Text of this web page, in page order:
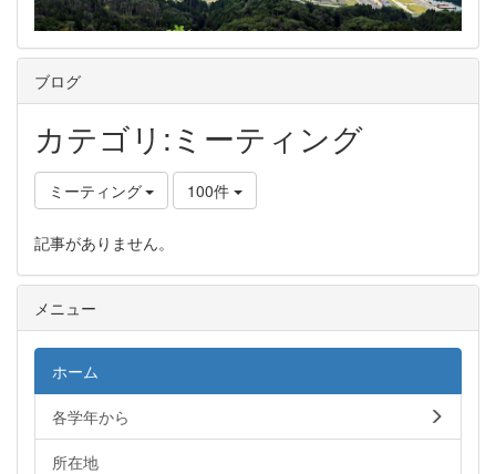
ブログ
カテゴリ:ミーティング
ミーティング 100件
記事がありません。
メニュー
ホーム
各学年から
所在地